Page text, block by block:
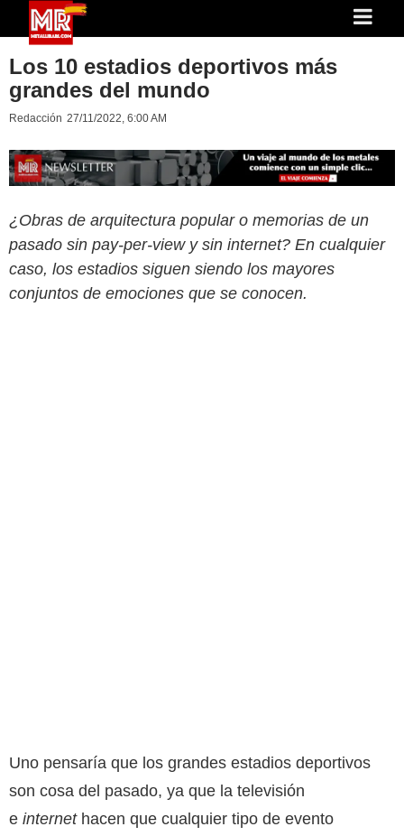
Los 10 estadios deportivos más
grandes del mundo
Redacción 27/11/2022, 6:00 AM
¿Obras de arquitectura popular o memorias de un
pasado sin pay-per-view y sin internet? En cualquier
caso, los estadios siguen siendo los mayores
conjuntos de emociones que se conocen.
Uno pensaría que los grandes estadios deportivos
son cosa del pasado, ya que la televisión
e internethacen que cualquier tipo de evento